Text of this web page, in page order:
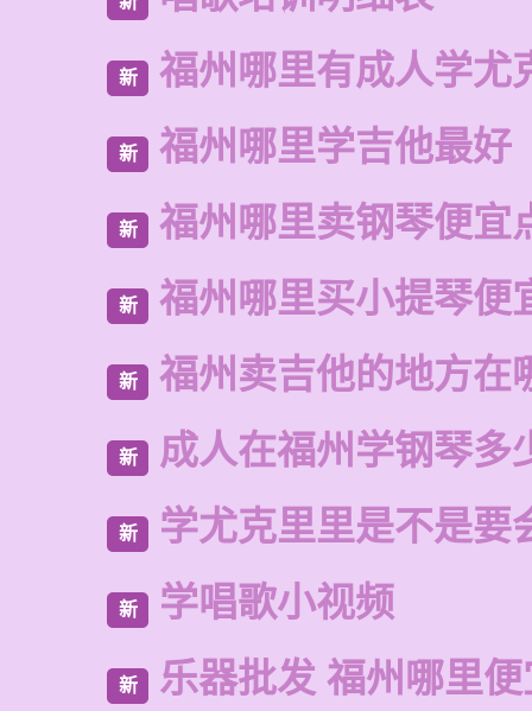
新 福州哪里有成人学尤
新 福州哪里学吉他最好
新 福州哪里卖钢琴便宜
新 福州哪里买小提琴便
新 福州卖吉他的地方在
新 成人在福州学钢琴多
新 学尤克里里是不是要
新 学唱歌小视频
新 乐器批发 福州哪里